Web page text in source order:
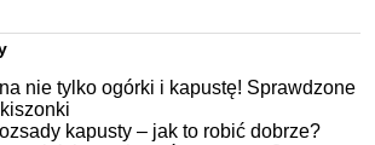
nie tylko ogórki i kapustę! Sprawdzone
kapusty – jak to robić dobrze?